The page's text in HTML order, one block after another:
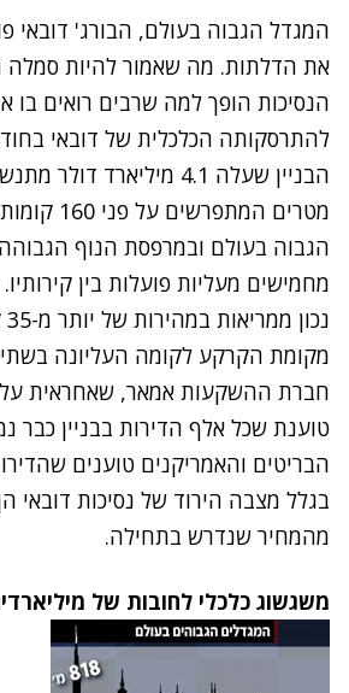
המגדל הגבוה בעולם, הבורג' דובאי
את הדלתות. מה שאמור להיות סמלה
הנסיכות הופך למה שרבים רואים בו
להתרסקותה הכלכלית של דובאי
מטרים
הגבוה בעולם ובמרפסת הנוף
מחמישים מעליות פועלות בין
מקומת הקרקע לקומה העליונה
חברת ההשקעות אמאר, שאחראית על
טוענת שכל אלף הדירות בבניין כבר
הבריטים והאמריקנים טוענים
בגלל מצבה הירוד של נסיכות דובאי
מהמחיר שנדרש בתחילה.
משגשוג כלכלי לחובות של